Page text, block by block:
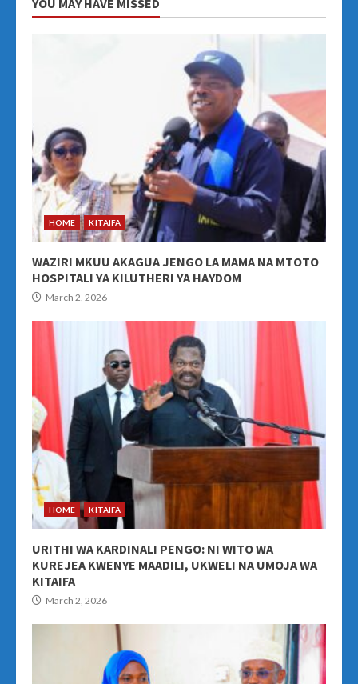
HOME KITAIFA
WAZIRI MKUU AKAGUA JENGO LA MAMA NA MTOTO
HOSPITALI YA KILUTHERI YA HAYDOM
March 2, 2026
HOME KITAIFA
URITHI WA KARDINALI PENGO: NI WITO WA
KUREJEA KWENYE MAADILI, UKWELI NA UMOJA WA
KITAIFA
March 2, 2026